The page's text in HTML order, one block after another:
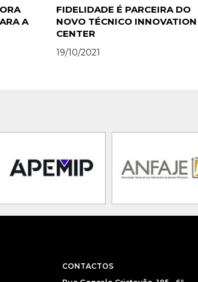
A
FIDELIDADE É PARCEIRA DO
NOVO TÉCNICO INNOVATION
CENTER
19/10/2021
CONTACTOS